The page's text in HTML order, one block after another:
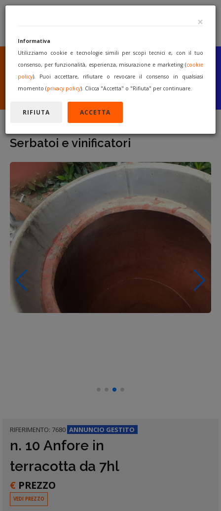
SEI UN COSTRUTTORE
O UN RIVENDITORE?
PUBBLICA GRATUITAMENTE
I TUOI MACCHINARI
INIZIA A VENDERE
Serbatoi e vinificatori
RIFERIMENTO: 7680 ANNUNCIO GESTITO
n. 10 Anfore in
terracotta da 7hl
€ PREZZO
VEDI PREZZO
×
Informativa
Utilizziamo cookie e tecnologie simili per scopi tecnici e, con il tuo
consenso, per funzionalità, esperienza, misurazione e marketing (cookie
policy). Puoi accettare, rifiutare o revocare il consenso in qualsiasi
momento (privacy policy). Clicca "Accetta" o "Rifiuta" per continuare.
RIFIUTA ACCETTA